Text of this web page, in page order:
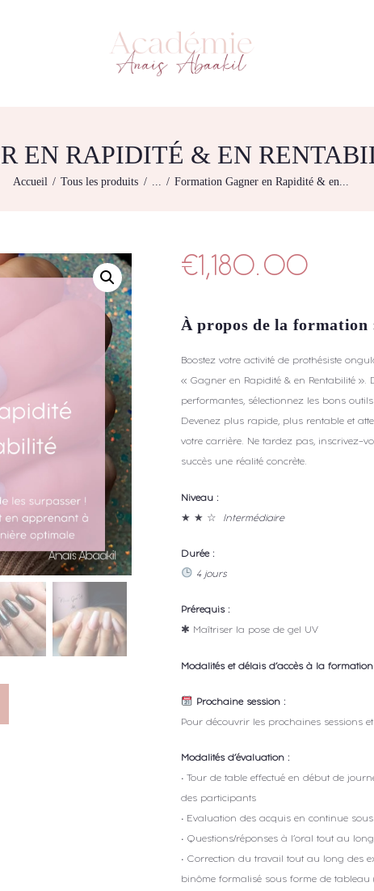
EN RAPIDITÉ & EN
Accueil Tous les produits Formation Gagner en Rapidité & en...
ACADÉMIE ANAÏS ABAAKIL
Formation et shop Indigo
NOS FORMATIONS
AGENDA DE
BOUTIQUE
CONTACTEZ-NOUS
MODÈLE
€1,180.00
À propos de la formation
Boostez votre activité de prothésiste
« Gagner en Rapidité & en Rentabilité ».
performantes, sélectionnez les bons
Devenez plus rapide, plus rentable et
votre carrière. Ne tardez pas, inscrivez-
succès une réalité concrète.
Niveau :
★ ★ ☆ Intermédiaire
Durée :
4 jours
Prérequis :
✱ Maîtriser la pose de gel UV
Modalités et délais d’accès à la formation
Prochaine session :
Pour découvrir les prochaines sessions
Modalités d’évaluation :
• Tour de table effectué en début de
des participants
• Evaluation des acquis en continue
• Questions/réponses à l’oral tout au
• Correction du travail tout au long des
binôme formalisé sous forme de tableau